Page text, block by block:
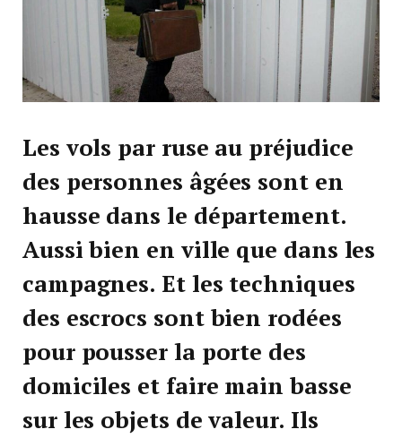
Les vols par ruse au préjudice
des personnes âgées sont en
hausse dans le département.
Aussi bien en ville que dans les
campagnes. Et les techniques
des escrocs sont bien rodées
pour pousser la porte des
domiciles et faire main basse
sur les objets de valeur. Ils